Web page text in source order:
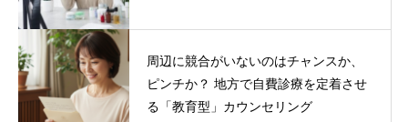
周辺に競合がいないのはチャンスか、
ピンチか？ 地方で自費診療を定着させ
る「教育型」カウンセリング